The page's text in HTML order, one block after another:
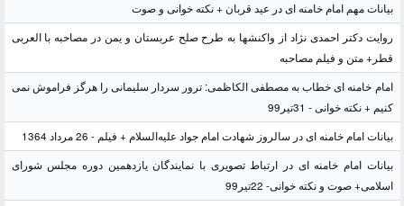
بیانات مهم امام خامنه ای در عید قربان + نکته خوانی و صوت
روایت دکتر احمدی نژاد از واکنشها به طرح صلح عربستان و یمن در مصاحبه با العربی
قطر+ متن و فیلم مصاحبه
امام خامنه ای خطاب به مصطفی الکاظمی: ترور سردار سلیمانی را هرگز فراموش نمی
کنیم + نکته خوانی - 31تیر99
بیانات امام خامنه ای در سالروز شهادت امام جواد علیه‌السلام + فیلم - 26 مرداد 1364
بیانات امام خامنه ای در ارتباط تصویری با نمایندگان یازدهمین دوره مجلس شورای
اسلامی+ صوت و نکته خوانی- 22تیر99